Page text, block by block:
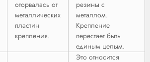
оторвалась от
металлических
пластин
крепления.
резины с
металлом.
Крепление
перестает быть
единым целым.
Это относится